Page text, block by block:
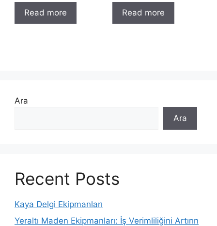
Read more Read more
Ara
Ara
Recent Posts
Kaya Delgi Ekipmanları
Yeraltı Maden Ekipmanları: İş Verimliliğini Artırın